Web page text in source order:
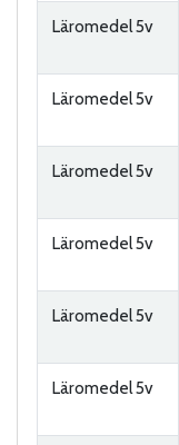
Läromedel 5v
Läromedel 5v
Läromedel 5v
Läromedel 5v
Läromedel 5v
Läromedel 5v